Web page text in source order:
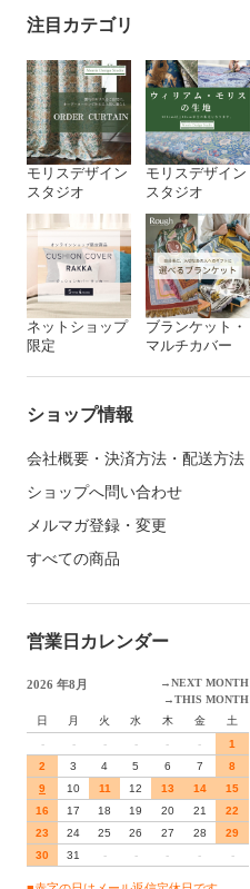
注目カテゴリ
モリスデザイン
スタジオ
モリスデザイン
スタジオ
ネットショップ
限定
ブランケット・
マルチカバー
ショップ情報
会社概要・決済方法・配送方法
ショップへ問い合わせ
メルマガ登録・変更
すべての商品
営業日カレンダー
2026 年8月
→NEXT MONTH
→THIS MONTH
日
月 火 水 木 金
土
-
- - - - -
1
2
3 4 5 6 7
8
9
10 11 12 13 14
15
16
17 18 19 20 21
22
23
24 25 26 27 28
29
30
31 - - - - -